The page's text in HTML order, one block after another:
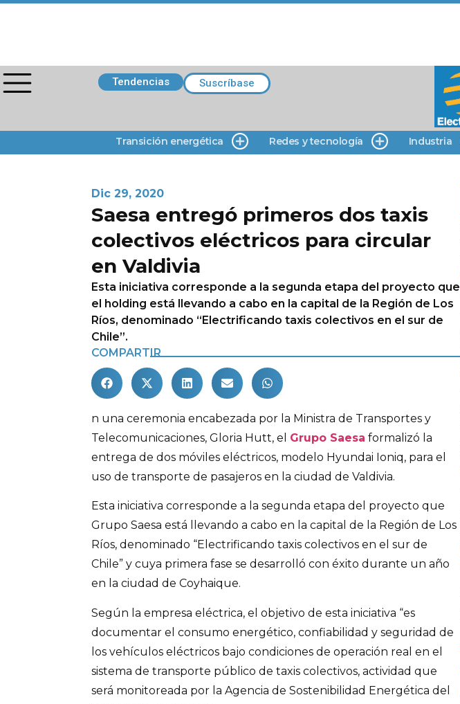
Tendencias Suscríbase
Transición energética Redes y tecnología Industria
Dic 29, 2020
Saesa entregó primeros dos taxis
colectivos eléctricos para circular
en Valdivia
Esta iniciativa corresponde a la segunda etapa del proyecto que
el holding está llevando a cabo en la capital de la Región de Los
Ríos, denominado “Electrificando taxis colectivos en el sur de
Chile”.
COMPARTIR
n una ceremonia encabezada por la Ministra de Transportes y
Telecomunicaciones, Gloria Hutt, el Grupo Saesa formalizó la
entrega de dos móviles eléctricos, modelo Hyundai Ioniq, para el
uso de transporte de pasajeros en la ciudad de Valdivia.
Esta iniciativa corresponde a la segunda etapa del proyecto que
Grupo Saesa está llevando a cabo en la capital de la Región de Los
Ríos, denominado “Electrificando taxis colectivos en el sur de
Chile” y cuya primera fase se desarrolló con éxito durante un año
en la ciudad de Coyhaique.
Según la empresa eléctrica, el objetivo de esta iniciativa “es
documentar el consumo energético, confiabilidad y seguridad de
los vehículos eléctricos bajo condiciones de operación real en el
sistema de transporte público de taxis colectivos, actividad que
será monitoreada por la Agencia de Sostenibilidad Energética del